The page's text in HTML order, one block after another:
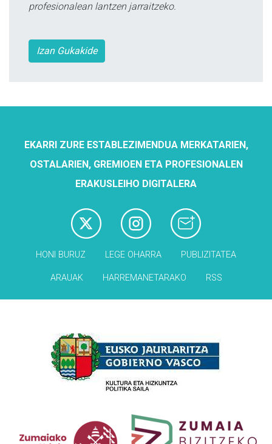
profesionalean lantzen jarraitzeko.
Izan Gukakide
EKARRI ZURE ESTABLEZIMENDUA MERKATARIEN,
OSTALARIEN, GREMIOEN ETA PROFESIONALEN
ERAKUSLEIHO DIGITALERA
HONI BURUZ LEGE OHARRA PUBLIZITATEA
ARAUAK HARREMANETARAKO RSS